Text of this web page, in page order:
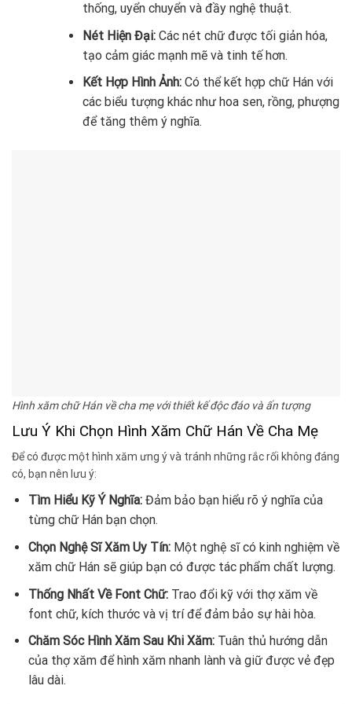
thống, uyển chuyển và đầy nghệ thuật.
Nét Hiện Đại:Các nét chữ được tối giản hóa,
tạo cảm giác mạnh mẽ và tinh tế hơn.
Kết Hợp Hình Ảnh:Có thể kết hợp chữ Hán với
các biểu tượng khác như hoa sen, rồng, phượng
để tăng thêm ý nghĩa.
Hình xăm chữ Hán về cha mẹ với thiết kế độc đáo và ấn tượng
Lưu Ý Khi Chọn Hình Xăm Chữ Hán Về Cha Mẹ
Để có được một hình xăm ưng ý và tránh những rắc rối không đáng
có, bạn nên lưu ý:
Tìm Hiểu Kỹ Ý Nghĩa:Đảm bảo bạn hiểu rõ ý nghĩa của
từng chữ Hán bạn chọn.
Chọn Nghệ Sĩ Xăm Uy Tín:Một nghệ sĩ có kinh nghiệm về
xăm chữ Hán sẽ giúp bạn có được tác phẩm chất lượng.
Thống Nhất Về Font Chữ:Trao đổi kỹ với thợ xăm về
font chữ, kích thước và vị trí để đảm bảo sự hài hòa.
Chăm Sóc Hình Xăm Sau Khi Xăm:Tuân thủ hướng dẫn
của thợ xăm để hình xăm nhanh lành và giữ được vẻ đẹp
lâu dài.